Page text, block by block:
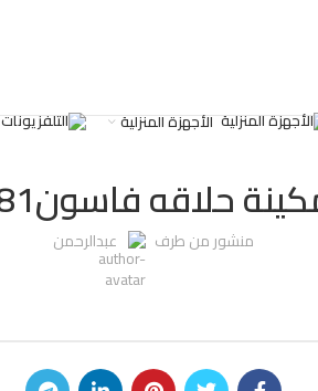
الأجهزة المنزلية
حلاقه فاسون781
منشور من طرف عبدالرحمن